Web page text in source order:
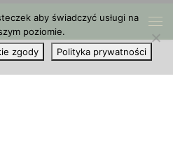
aby świadczyć usługi na
poziomie.
zgody Polityka prywatności